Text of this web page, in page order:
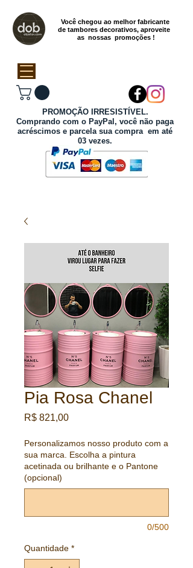
Você chegou ao melhor fabricante
de tambores decorativos, aproveite
as nossas promoções !
PROMOÇÃO IRRESISTÍVEL.
Comprando com o PayPal, você não paga
acréscimos e parcela sua compra em até
03 vezes.
Pia Rosa Chanel
R$ 821,00Preço
Personalizamos nosso produto com a
sua marca. Escolha a pintura
acetinada ou brilhante e o Pantone
(opcional)
0/500
Quantidade *